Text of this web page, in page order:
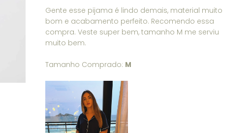
Gente esse pijama é lindo demais, material muito
bom e acabamento perfeito. Recomendo essa
compra. Veste super bem, tamanho M me serviu
muito bem.
Tamanho Comprado: M